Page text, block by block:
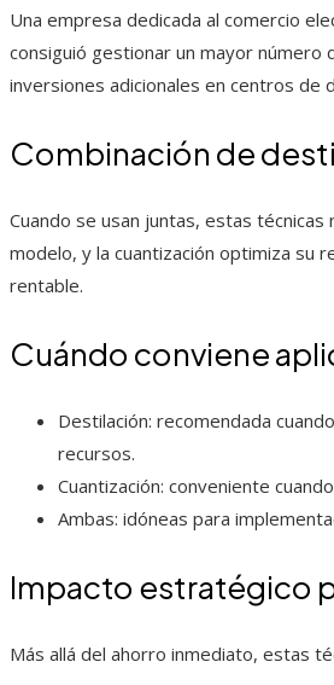
Una empresa dedicada al comercio
consiguió gestionar un mayor número
inversiones adicionales en centros
Combinación de
Cuando se usan juntas, estas
modelo, y la cuantización optimiza su
rentable.
Cuándo conviene
Destilación: recomendada
recursos.
Cuantización: conveniente
Ambas: idóneas para
Impacto estratégico
Más allá del ahorro inmediato, estas